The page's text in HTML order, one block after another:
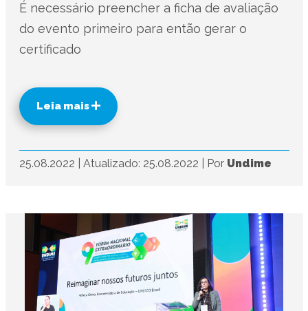
É necessário preencher a ficha de avaliação
do evento primeiro para então gerar o
certificado
Leia mais
25.08.2022 Atualizado: 25.08.2022 Por Undime